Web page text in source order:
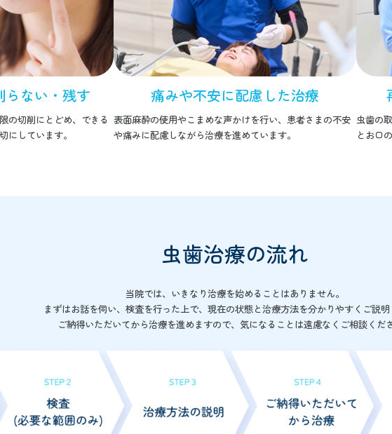
らない・残す
の切削にとどめ、できる
にしています。
痛みや不安に配慮した治療
表面麻酔の使用やこまめな声かけを行い、患者さまの不安
や痛みに配慮しながら治療を進めています。
虫歯の
とお口
虫歯治療の流れ
当院では、いきなり治療を始めることはありません。
まずはお話を伺い、検査を行った上で、現在の状態と治療方法を分かりやすくご説
ご納得いただいてから治療を進めますので、気になることは遠慮なくご相談くだ